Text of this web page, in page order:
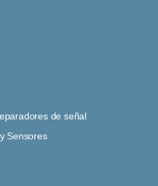
de señal
Sensores